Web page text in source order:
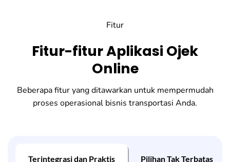
Fitur
Fitur-fitur Aplikasi Ojek
Online
Beberapa fitur yang ditawarkan untuk mempermudah
proses operasional bisnis transportasi Anda.
Terintegrasi dan Praktis Pilihan Tak Terbatas